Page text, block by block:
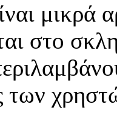
μικρά
στο
των